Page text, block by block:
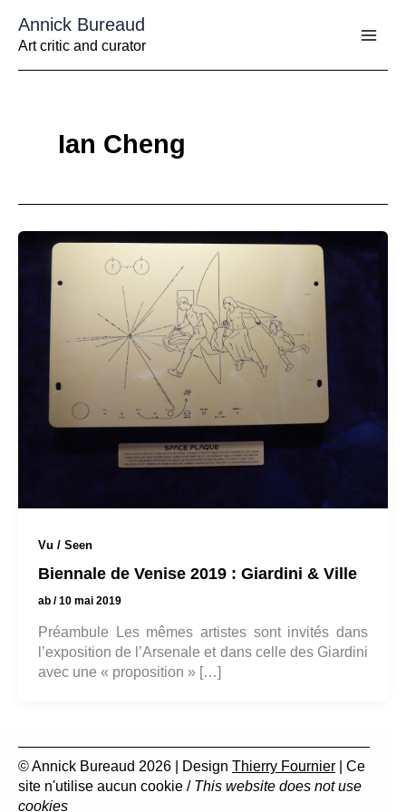
contenu
Annick Bureaud
Art critic and curator
Ian Cheng
Vu / Seen
Biennale de Venise 2019 : Giardini & Ville
ab /10 mai 2019
Préambule Les mêmes artistes sont invités dans
l’exposition de l’Arsenale et dans celle des Giardini
avec une « proposition » […]
© Annick Bureaud 2026 | Design Thierry Fournier | Ce
site n'utilise aucun cookie / This website does not use
cookies